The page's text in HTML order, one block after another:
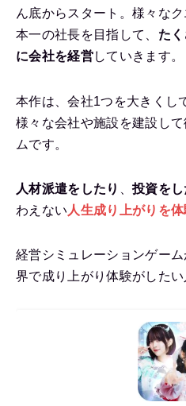
ん底からスタート。様々な
本一の社長を目指して、 た
に会社を経営していきます。
本作は、会社1つを大きくし
様々な会社や施設を建設し
ムです。
人材派遣をしたり 、投資をし
わえない 人生成り上がりを体
経営シミュレーションゲー
界で成り上がり体験がしたい